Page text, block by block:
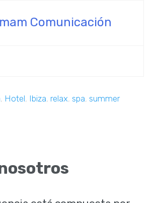
Comunicación
, Hotel, Ibiza,relax,spa,summer